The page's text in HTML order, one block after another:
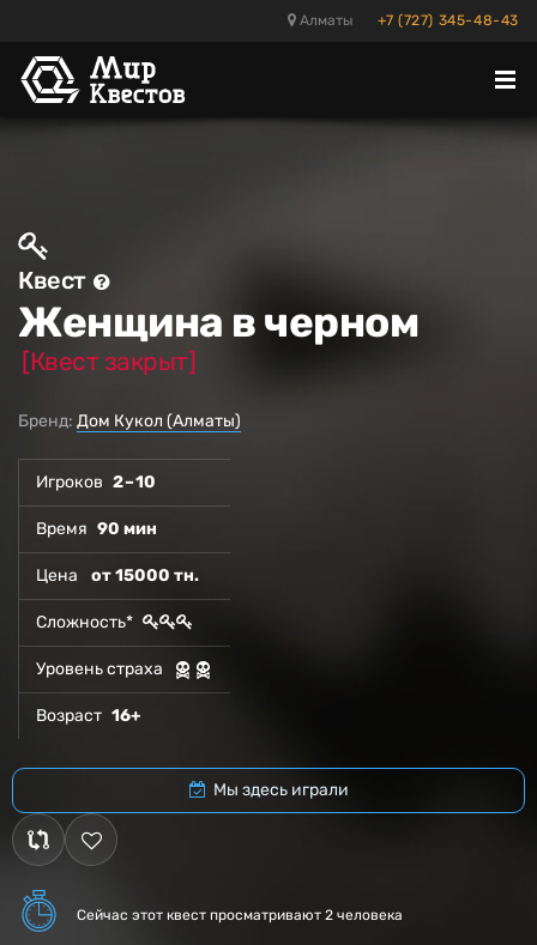
Алматы +7 (727) 345-48-43
Квест
Женщина в черном
[Квест закрыт]
Бренд: Дом Кукол (Алматы)
Игроков 2 – 10
Время 90 мин
Цена от 15000 тн.
Сложность*
Уровень страха
Возраст 16+
Мы здесь играли
Сейчас этот квест просматривают 2 человека